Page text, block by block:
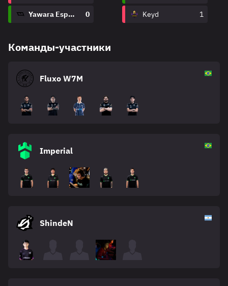
Yawara Esports 0 Keyd 1
Команды-участники
Fluxo W7M
Imperial
ShindeN